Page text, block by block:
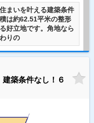
まいを叶える建築条件
は約62.51平米の整形
好立地です。角地なら
りの
築条件なし！６